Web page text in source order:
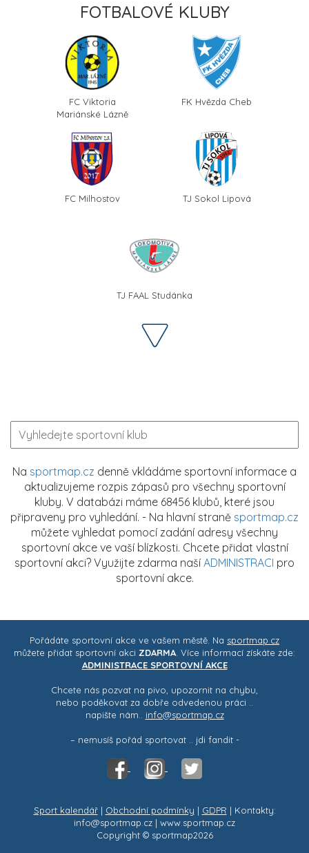
FOTBALOVÉ KLUBY
FC Viktoria
Mariánské Lázně
FK Hvězda Cheb
FC Milhostov TJ Sokol Lipová
TJ FAAL Studánka
Na sportmap.cz denně vkládáme sportovní informace a
aktualizujeme rozpis zápasů pro všechny sportovní
kluby. V databázi máme 68456 klubů, které jsou
připraveny pro vyhledání. - Na hlavní straně sportmap.cz
můžete vyhledat pomocí zadání adresy všechny
sportovní akce ve vaší blízkosti. Chcete přidat vlastní
sportovní akci? Využijte zdarma naší ADMINISTRACI pro
sportovní akce.
Pořádáte sportovní akce ve vašem městě. Na sportmap.cz
můžete přidat sportovní akci ZDARMA . Více informací získáte zde:
ADMINISTRACE SPORTOVNÍ AKCE
Chcete nás pozvat na pivo, upozornit na chybu,
nebo poděkovat za dobře odvedenou práci ..
napište nám.. info@sportmap.cz
– nemusíš pořád sportovat .. jdi fandit -
Sport kalendář| Obchodní podmínky | GDPR | Kontakty:
info@sportmap.cz | www.sportmap.cz
Copyright © sportmap2026